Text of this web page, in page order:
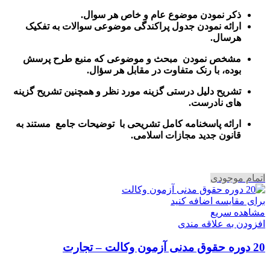
ذکر نمودن موضوع عام و خاص هر سوال.
ارائه نمودن جدول پراکندگی موضوعی سوالات به تفکیک
هرسال.
مشخص نمودن مبحث و موضوعی که منبع طرح پرسش
بوده، با رنک متفاوت در مقابل هر سؤال.
تشریح دلیل درستی گزینه مورد نظر و همچنین تشریح گزینه
های نادرست.
ارائه پاسخنامه کامل تشریحی با توضیحات جامع مستند به
قانون جدید مجازات اسلامی.
اتمام موجودی
برای مقایسه اضافه کنید
مشاهده سریع
افزودن به علاقه مندی
20 دوره حقوق مدنی آزمون وکالت – تجارت